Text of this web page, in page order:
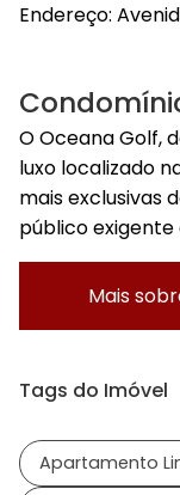
Endereço:
O Oceana Golf,
luxo localizado
mais exclusivas
público exigente
Mais
Tags do Imóvel
Apartamento